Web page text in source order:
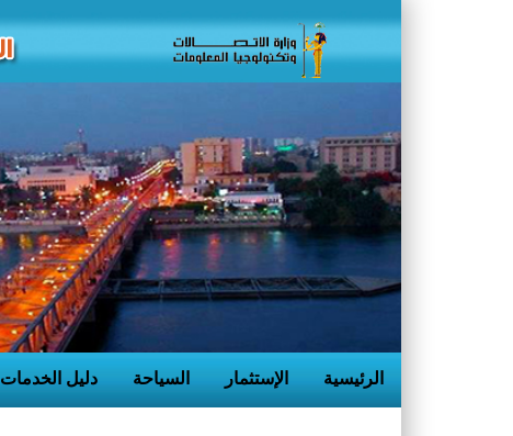
الرئيسية الإستثمار السياحة دليل الخدمات